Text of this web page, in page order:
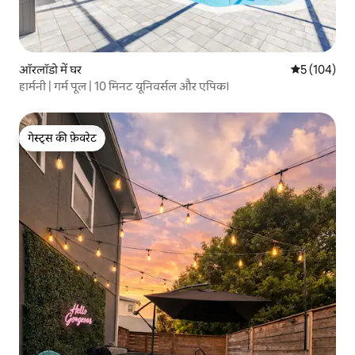
ऑरलॉडो में घर औसत रेटिंग 5
5 (104)
हार्मनी | गर्म पूल | 10 मिनट यूनिवर्सल और एपिक।
गेस्ट्स की फ़ेवरेट
गेस्ट्स की फ़ेवरेट